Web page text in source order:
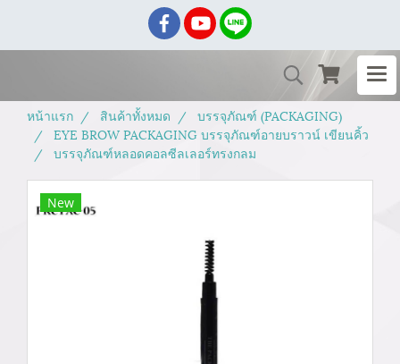
หน้าแรก สินค้าทั้งหมด
บรรจุภัณฑ์ (PACKAGING)
EYE BROW PACKAGING บรรจุภัณฑ์อายบราวน์ เขียนคิ้ว
บรรจุภัณฑ์หลอดคอลซีลเลอร์ทรงกลม
New